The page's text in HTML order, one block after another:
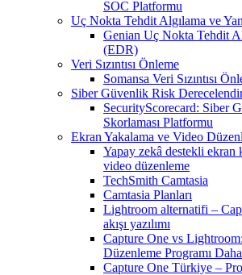
SOC Platformu
Uç Nokta Tehdit Algılama ve
Genian Uç Nokta Tehdit
(EDR)
Veri Sızıntısı Önleme
Somansa Veri Sızıntısı
Siber Güvenlik Risk
SecurityScorecard: Siber
Skorlaması Platformu
Ekran Yakalama ve Video
Yapay zekâ destekli ekran
video düzenleme
TechSmith Camtasia
Camtasia Planları
Lightroom alternatifi –
akışı yazılımı
Capture One vs
Düzenleme Programı
Capture One Türkiye –